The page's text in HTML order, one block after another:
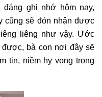
ghi nhớ hôm nay,
cũng sẽ đón nhận được
liêng như vậy. Ước
bà con nơi đây sẽ
tin, niềm hy vọng trong